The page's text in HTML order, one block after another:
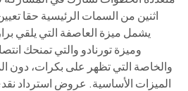
اثنين من السمات الرئيسية حقا
يشمل ميزة العاصفة التي يلقي
وميزة تورنادو والتي تمنحك
والخاصة التي تظهر على بكرات، دون